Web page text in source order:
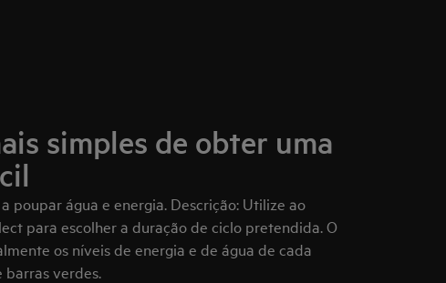
simples de obter uma
poupar água e energia. Descrição: Utilize ao
para escolher a duração de ciclo pretendida. O
os níveis de energia e de água de cada
verdes.